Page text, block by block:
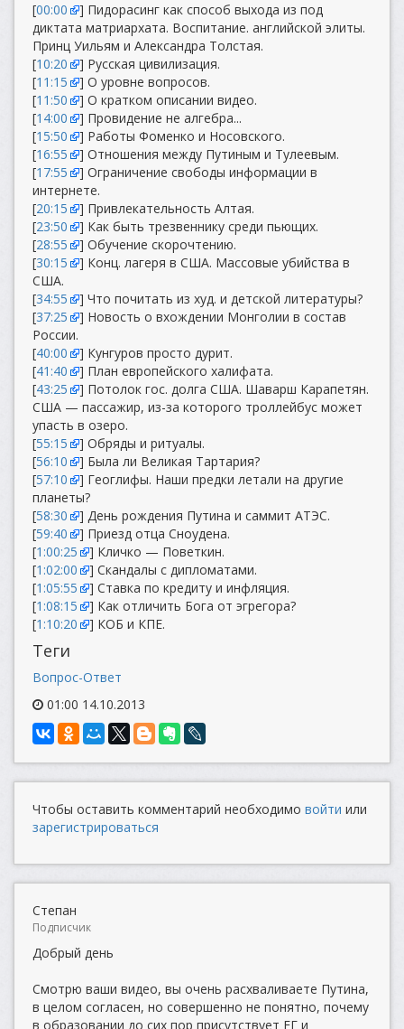
[00:00
] Пидорасинг как способ выхода из под
диктата матриархата. Воспитание. английской элиты.
Принц Уильям и Александра Толстая.
[10:20
] Русская цивилизация.
[11:15
] О уровне вопросов.
[11:50
] О кратком описании видео.
[14:00
] Провидение не алгебра...
[15:50
] Работы Фоменко и Носовского.
[16:55
] Отношения между Путиным и Тулеевым.
[17:55
] Ограничение свободы информации в
интернете.
[20:15
] Привлекательность Алтая.
[23:50
] Как быть трезвеннику среди пьющих.
[28:55
] Обучение скорочтению.
[30:15
] Конц. лагеря в США. Массовые убийства в
США.
[34:55
] Что почитать из худ. и детской литературы?
[37:25
] Новость о вхождении Монголии в состав
России.
[40:00
] Кунгуров просто дурит.
[41:40
] План европейского халифата.
[43:25
] Потолок гос. долга США. Шаварш Карапетян.
США — пассажир, из-за которого троллейбус может
упасть в озеро.
[55:15
] Обряды и ритуалы.
[56:10
] Была ли Великая Тартария?
[57:10
] Геоглифы. Наши предки летали на другие
планеты?
[58:30
] День рождения Путина и саммит АТЭС.
[59:40
] Приезд отца Сноудена.
[1:00:25
] Кличко — Поветкин.
[1:02:00
] Скандалы с дипломатами.
[1:05:55
] Ставка по кредиту и инфляция.
[1:08:15
] Как отличить Бога от эгрегора?
[1:10:20 ] КОБ и КПЕ.
Теги
Вопрос-Ответ
01:00 14.10.2013
Чтобы оставить комментарий необходимо войти или
зарегистрироваться
Степан
Подписчик
Добрый день
Смотрю ваши видео, вы очень расхваливаете Путина,
в целом согласен, но совершенно не понятно, почему
в образовании до сих пор присутствует ЕГ и